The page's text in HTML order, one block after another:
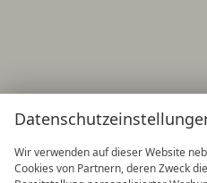
Wir verwenden auf dieser Website
Cookies von Partnern, deren Zweck